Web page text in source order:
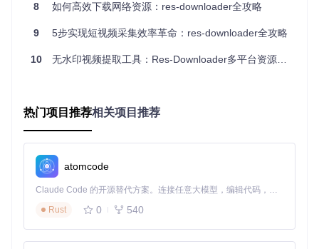
清晰度等参数。软件还提供了深色/浅色主题切换，让你在不同
微信视频号批量下载
打开res-downloader，进入设置界面，配置代理信息（默
认地址为127.0.0.1，端口8899）。
度。
点击"开启代理"按钮，确保代理服务正常运行。
打开微信，浏览视频号内容，res-downloader会自动捕获
视频资源。
载"即可。
8 如何高效下载网络资源：res-downloader全攻略
9 5步实现短视频采集效率革命：res-downloader全攻略
10 无水印视频提取工具：Res-Downloader多平台资源获取技术解析
热门项目推荐相关项目推荐
atomcode
Claude Code 的开源替代方案。连接任意大模型，编辑代码，运行命令，自动验证 — 全自动执行。用 Rust 构建，极致性能。 ｜ An open-source alternative to Claude Code. Connect any LLM, edit code, run commands, and verify changes — autonomously. Built in Rust for speed. Get Started
Rust
0 540